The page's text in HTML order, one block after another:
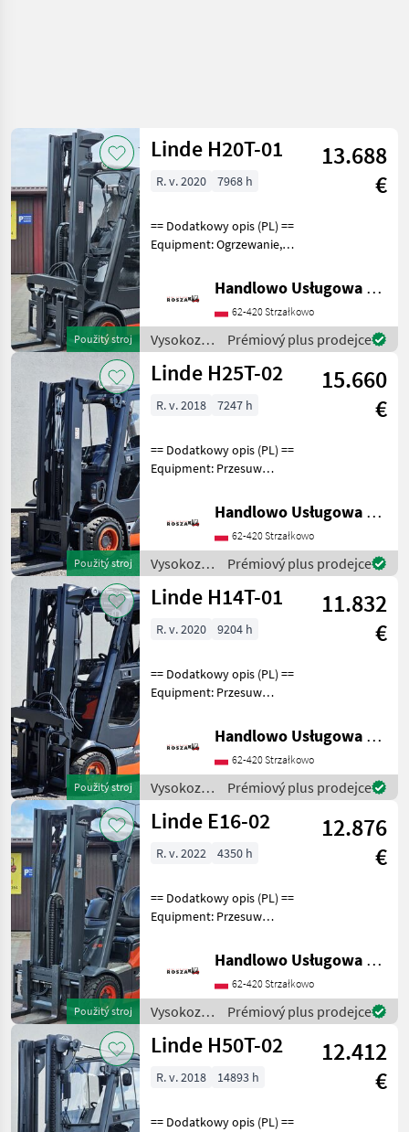
Použitý stroj
Linde H20T-01
13.688
€
R. v. 2020 7968 h
== Dodatkowy opis (PL) ==
Equipment: Ogrzewanie,
Pozycjoner wideł Additional
info: Stan: Bardzo dobry,
Możliwość U
Handlowo Usługowa Alanex Alan Roszak
62-420 Strzałkowo
Vysokozdvižné
vozíky a
skladová
Linde
Prémiový plus prodejce
Použitý stroj
Linde H25T-02
15.660
€
R. v. 2018 7247 h
== Dodatkowy opis (PL) ==
Equipment: Przesuw
Wolny skok wideł
Additional info: Stan:
Bardzo dobry, Możliwość
UDT Palivo: plyn, typ stožia
Handlowo Usługowa Alanex Alan Roszak
62-420 Strzałkowo
Vysokozdvižné
vozíky a
skladová
Linde
Prémiový plus prodejce
Použitý stroj
Linde H14T-01
11.832
€
R. v. 2020 9204 h
== Dodatkowy opis (PL) ==
Equipment: Przesuw
Ogrzewanie, Wolny skok
wideł Additional info: Stan:
Bardzo dobry, Możliwość
UDT Palivo: ply
Handlowo Usługowa Alanex Alan Roszak
62-420 Strzałkowo
Vysokozdvižné
vozíky a
skladová
Linde
Prémiový plus prodejce
Použitý stroj
Linde E16-02
12.876
€
R. v. 2022 4350 h
== Dodatkowy opis (PL) ==
Equipment: Przesuw
Additional info: Stan:
Bardzo dobry, Możliwość
Trojitý Vysoko
Handlowo Usługowa Alanex Alan Roszak
62-420 Strzałkowo
Vysokozdvižné
vozíky a
skladová
Linde
Prémiový plus prodejce
Linde H50T-02
12.412
€
R. v. 2018 14893 h
== Dodatkowy opis (PL) ==